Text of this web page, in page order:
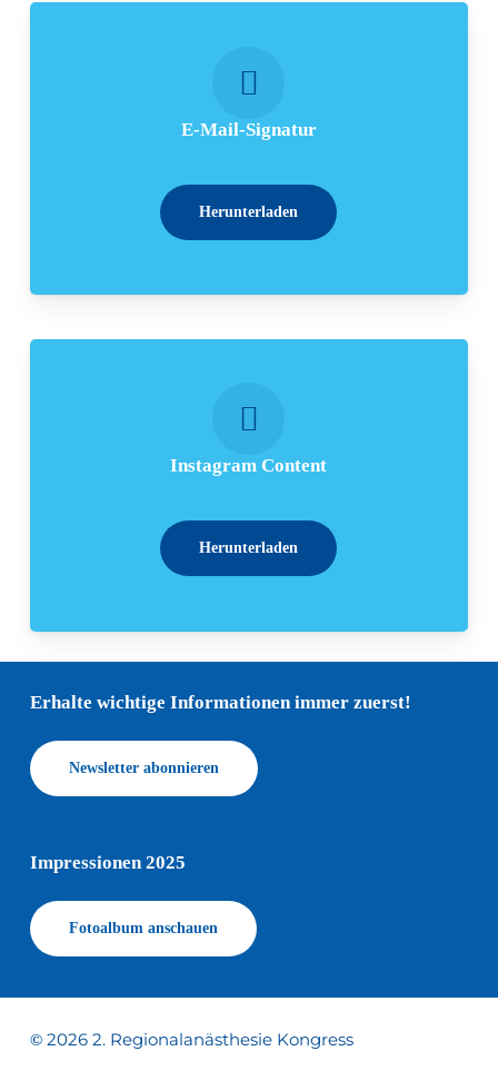
E-Mail-Signatur
Herunterladen
Instagram Content
Herunterladen
Erhalte wichtige Informationen immer zuerst!
Newsletter abonnieren
Impressionen 2025
Fotoalbum anschauen
© 20262. Regionalanästhesie Kongress